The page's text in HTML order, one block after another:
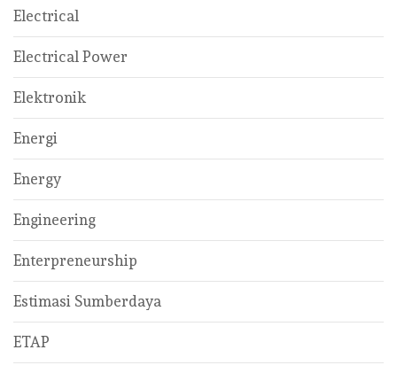
Electrical
Electrical Power
Elektronik
Energi
Energy
Engineering
Enterpreneurship
Estimasi Sumberdaya
ETAP